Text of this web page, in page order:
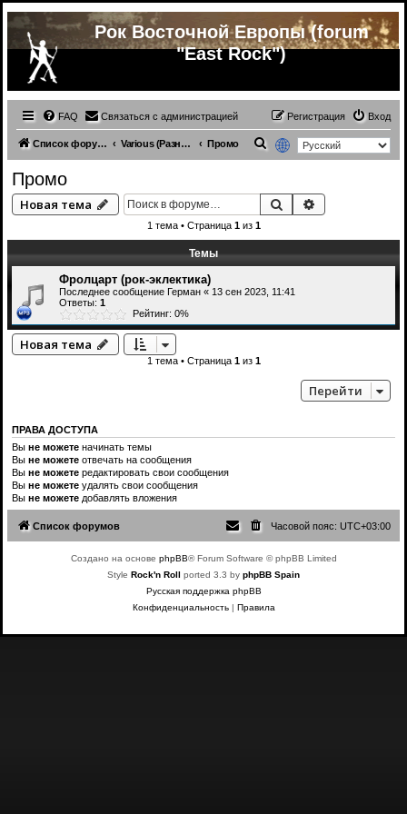
Рок Восточной Европы (forum
"East Rock")
FAQ Связаться с администрацией Вход
Регистрация
Список форумов Various (Разное) Промо
с
Промо
Новая тема Поиск
1 тема • Страница 1из 1
Темы
Фролцарт (рок-эклектика)
Последнее сообщение Герман « 13 сен 2023, 11:41
Ответы: 1
Рейтинг: 0%
Новая тема
1 тема • Страница 1из 1
Перейти
ПРАВА ДОСТУПА
Вы не можете начинать темы
Вы не можете отвечать на сообщения
Вы не можете редактировать свои сообщения
Вы не можете удалять свои сообщения
Вы не можете добавлять вложения
Список форумов Часовой пояс: UTC+03:00
Создано на основе phpBB® Forum Software © phpBB Limited
Style Rock'n Roll ported 3.3 by phpBB Spain
Русская поддержка phpBB
Конфиденциальность| Правила